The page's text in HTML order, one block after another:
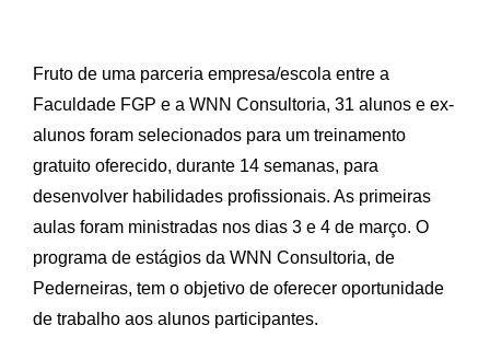
Fruto de uma parceria empresa/escola entre a
Faculdade FGP e a WNN Consultoria, 31 alunos e ex-
alunos foram selecionados para um treinamento
gratuito oferecido, durante 14 semanas, para
desenvolver habilidades profissionais. As primeiras
aulas foram ministradas nos dias 3 e 4 de março. O
programa de estágios da WNN Consultoria, de
Pederneiras, tem o objetivo de oferecer oportunidade
de trabalho aos alunos participantes.